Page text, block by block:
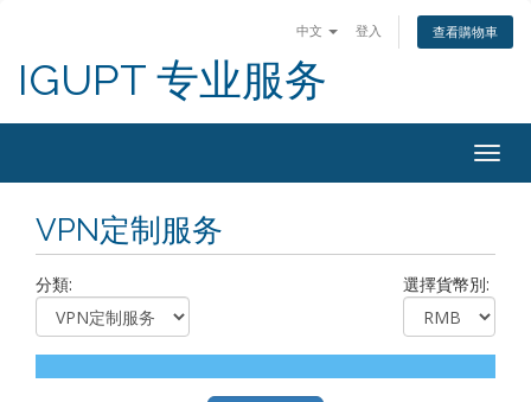
中文 登入 查看購物車
IGUPT 专业服务
VPN定制服务
分類: 選擇貨幣別: